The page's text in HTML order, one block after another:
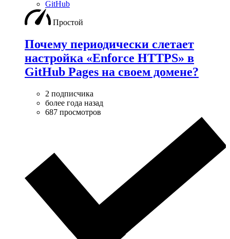
GitHub
Простой
Почему периодически слетает
настройка «Enforce HTTPS» в
GitHub Pages на своем домене?
2 подписчика
более года назад
687 просмотров